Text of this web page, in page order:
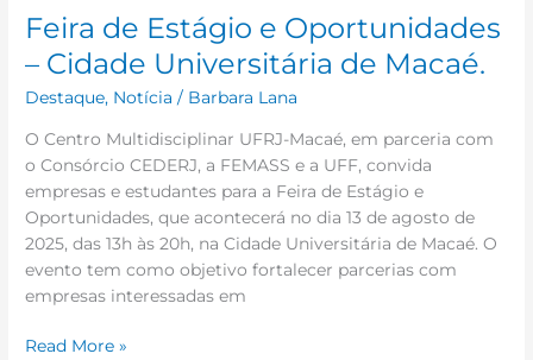
Feira de Estágio e Oportunidades
– Cidade Universitária de Macaé.
Destaque, Notícia / Barbara Lana
O Centro Multidisciplinar UFRJ-Macaé, em parceria com
o Consórcio CEDERJ, a FEMASS e a UFF, convida
empresas e estudantes para a Feira de Estágio e
Oportunidades, que acontecerá no dia 13 de agosto de
2025, das 13h às 20h, na Cidade Universitária de Macaé. O
evento tem como objetivo fortalecer parcerias com
empresas interessadas em
Read More »